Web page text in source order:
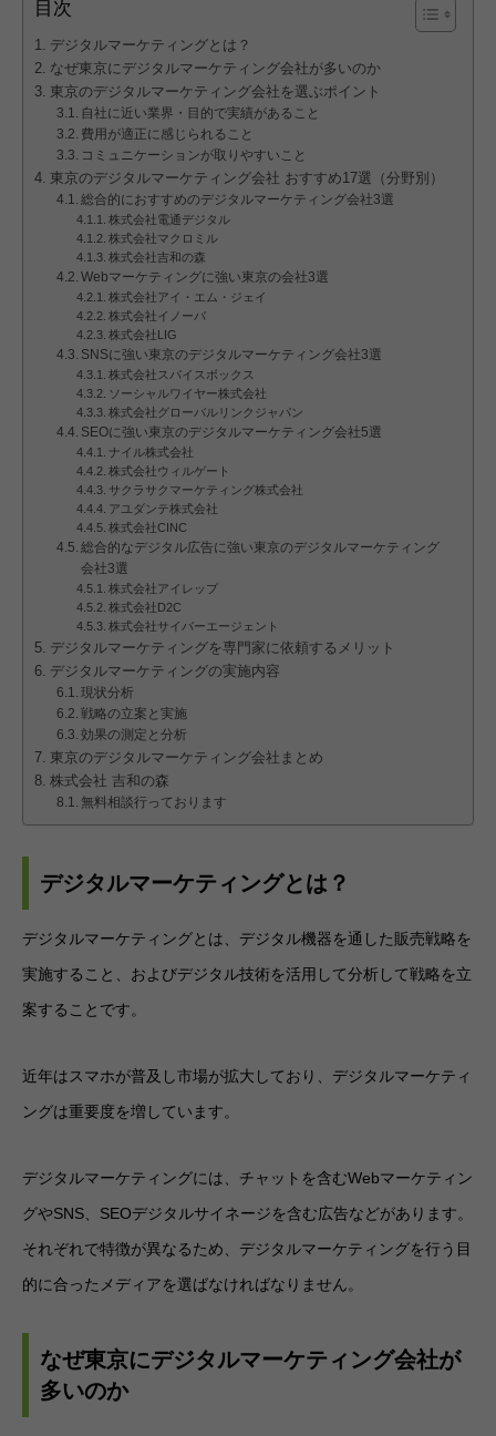
目次
デジタルマーケティングとは？
なぜ東京にデジタルマーケティング会社が多いのか
東京のデジタルマーケティング会社を選ぶポイント
自社に近い業界・目的で実績があること
費用が適正に感じられること
コミュニケーションが取りやすいこと
東京のデジタルマーケティング会社 おすすめ17選（分野別）
総合的におすすめのデジタルマーケティング会社3選
株式会社電通デジタル
株式会社マクロミル
株式会社吉和の森
Webマーケティングに強い東京の会社3選
株式会社アイ・エム・ジェイ
株式会社イノーバ
株式会社LIG
SNSに強い東京のデジタルマーケティング会社3選
株式会社スパイスボックス
ソーシャルワイヤー株式会社
株式会社グローバルリンクジャパン
SEOに強い東京のデジタルマーケティング会社5選
ナイル株式会社
株式会社ウィルゲート
サクラサクマーケティング株式会社
アユダンテ株式会社
株式会社CINC
総合的なデジタル広告に強い東京のデジタルマーケティング
会社3選
株式会社アイレップ
株式会社D2C
株式会社サイバーエージェント
デジタルマーケティングを専門家に依頼するメリット
デジタルマーケティングの実施内容
現状分析
戦略の立案と実施
効果の測定と分析
東京のデジタルマーケティング会社まとめ
株式会社 吉和の森
無料相談行っております
デジタルマーケティングとは？
デジタルマーケティングとは、デジタル機器を通した販売戦略を
実施すること、およびデジタル技術を活用して分析して戦略を立
案することです。
近年はスマホが普及し市場が拡大しており、デジタルマーケティ
ングは重要度を増しています。
デジタルマーケティングには、チャットを含むWebマーケティン
グやSNS、SEOデジタルサイネージを含む広告などがあります。
それぞれで特徴が異なるため、デジタルマーケティングを行う目
的に合ったメディアを選ばなければなりません。
なぜ東京にデジタルマーケティング会社が
多いのか